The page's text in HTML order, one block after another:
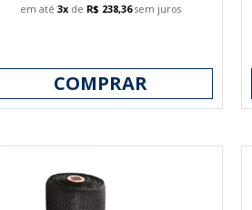
em até 3xde R$ 238,36sem juros
COMPRAR